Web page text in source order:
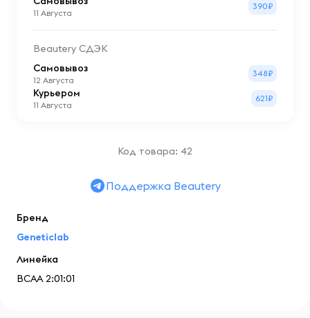
11 Августа
390₽
Beautery СДЭК
Самовывоз
12 Августа
348₽
Курьером
11 Августа
621₽
Код товара: 42
Поддержка Beautery
Бренд
Geneticlab
Линейка
ВСАА 2:01:01